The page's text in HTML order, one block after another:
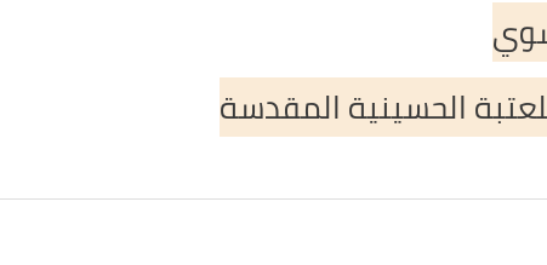
الحسينية المقدسة